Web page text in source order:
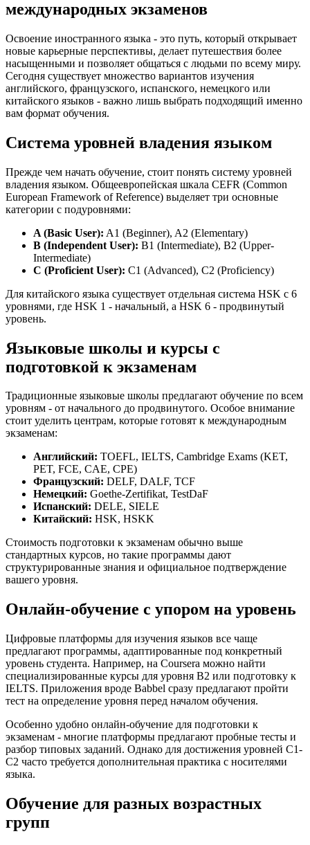
международных экзаменов
Освоение иностранного языка - это путь, который открывает
новые карьерные перспективы, делает путешествия более
насыщенными и позволяет общаться с людьми по всему миру.
Сегодня существует множество вариантов изучения
английского, французского, испанского, немецкого или
китайского языков - важно лишь выбрать подходящий именно
вам формат обучения.
Система уровней владения языком
Прежде чем начать обучение, стоит понять систему уровней
владения языком. Общеевропейская шкала CEFR (Common
European Framework of Reference) выделяет три основные
категории с подуровнями:
A (Basic User): A1 (Beginner), A2 (Elementary)
B (Independent User): B1 (Intermediate), B2 (Upper-
Intermediate)
C (Proficient User): C1 (Advanced), C2 (Proficiency)
Для китайского языка существует отдельная система HSK с 6
уровнями, где HSK 1 - начальный, а HSK 6 - продвинутый
уровень.
Языковые школы и курсы с
подготовкой к экзаменам
Традиционные языковые школы предлагают обучение по всем
уровням - от начального до продвинутого. Особое внимание
стоит уделить центрам, которые готовят к международным
экзаменам:
Английский: TOEFL, IELTS, Cambridge Exams (KET,
PET, FCE, CAE, CPE)
Французский: DELF, DALF, TCF
Немецкий: Goethe-Zertifikat, TestDaF
Испанский: DELE, SIELE
Китайский: HSK, HSKK
Стоимость подготовки к экзаменам обычно выше
стандартных курсов, но такие программы дают
структурированные знания и официальное подтверждение
вашего уровня.
Онлайн-обучение с упором на уровень
Цифровые платформы для изучения языков все чаще
предлагают программы, адаптированные под конкретный
уровень студента. Например, на Coursera можно найти
специализированные курсы для уровня B2 или подготовку к
IELTS. Приложения вроде Babbel сразу предлагают пройти
тест на определение уровня перед началом обучения.
Особенно удобно онлайн-обучение для подготовки к
экзаменам - многие платформы предлагают пробные тесты и
разбор типовых заданий. Однако для достижения уровней C1-
C2 часто требуется дополнительная практика с носителями
языка.
Обучение для разных возрастных
групп